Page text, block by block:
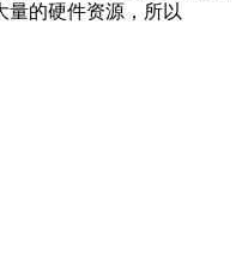
量的硬件资源，所以